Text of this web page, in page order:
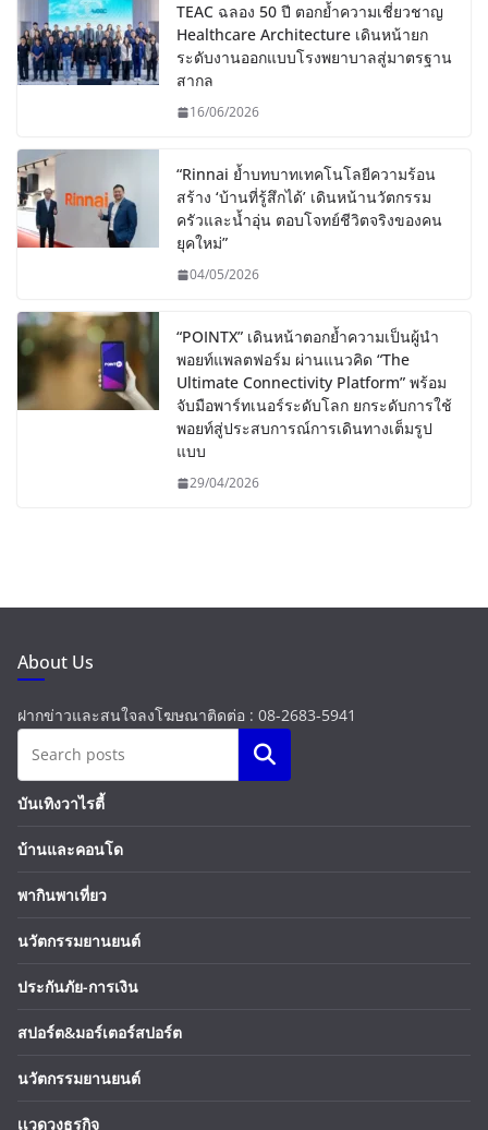
TEAC ฉลอง 50 ปี ตอกย้ำความเชี่ยวชาญ
Healthcare Architecture เดินหน้ายก
ระดับงานออกแบบโรงพยาบาลสู่มาตรฐาน
สากล
16/06/2026
“Rinnai ย้ำบทบาทเทคโนโลยีความร้อน
สร้าง ‘บ้านที่รู้สึกได้’ เดินหน้านวัตกรรม
ครัวและน้ำอุ่น ตอบโจทย์ชีวิตจริงของคน
ยุคใหม่”
04/05/2026
“POINTX” เดินหน้าตอกย้ำความเป็นผู้นำ
พอยท์แพลตฟอร์ม ผ่านแนวคิด “The
Ultimate Connectivity Platform” พร้อม
จับมือพาร์ทเนอร์ระดับโลก ยกระดับการใช้
พอยท์สู่ประสบการณ์การเดินทางเต็มรูป
แบบ
29/04/2026
About Us
ฝากข่าวและสนใจลงโฆษณาติดต่อ : 08-2683-5941
Search
บันเทิงวาไรตี้
บ้านและคอนโด
พากินพาเที่ยว
นวัตกรรมยานยนต์
ประกันภัย-การเงิน
สปอร์ต&มอร์เตอร์สปอร์ต
นวัตกรรมยานยนต์
เเวดวงธุรกิจ